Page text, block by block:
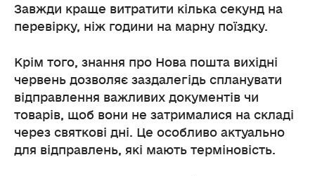
Завжди краще витратити кілька секунд на
перевірку, ніж години на марну поїздку.
Крім того, знання про Нова пошта вихідні
червень дозволяє заздалегідь спланувати
відправлення важливих документів чи
товарів, щоб вони не затрималися на складі
через святкові дні. Це особливо актуально
для відправлень, які мають терміновість.